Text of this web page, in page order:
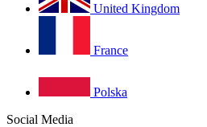
United Kingdom
France
Polska
Social Media